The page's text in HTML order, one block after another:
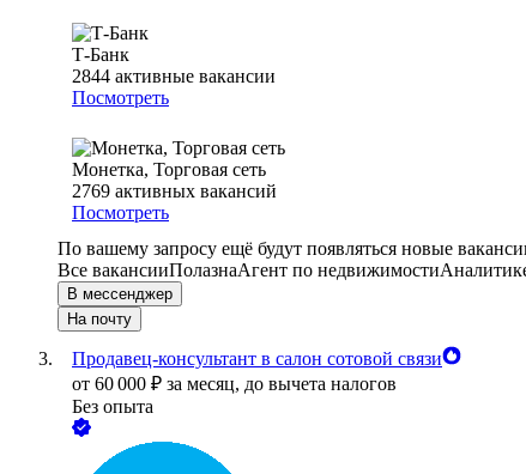
Т-Банк
2844 активные вакансии
Посмотреть
Монетка, Торговая сеть
2769 активных вакансий
Посмотреть
По вашему запросу ещё будут появляться новые
Все вакансииПолазнаАгент по недвижимостиАналитик
В мессенджер
На почту
Продавец-консультант в салон сотовой связи
от 60 000 ₽ за месяц, до вычета налогов
Без опыта